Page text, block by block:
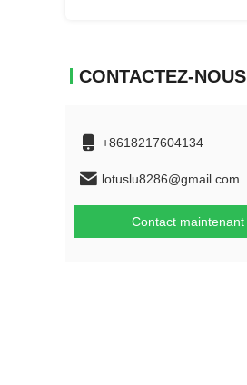
CONTACTEZ-NOUS
+8618217604134
lotuslu8286@gmail.com
Contact maintenant